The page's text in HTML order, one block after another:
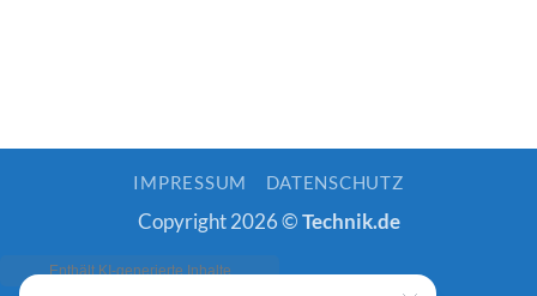
IMPRESSUM DATENSCHUTZ
Copyright 2026 ©Technik.de